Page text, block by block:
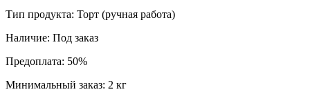
Тип продукта: Торт (ручная работа)
Наличие: Под заказ
Предоплата: 50%
Минимальный заказ: 2 кг